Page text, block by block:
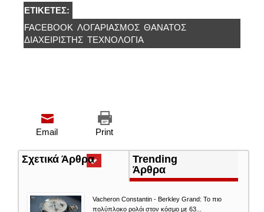
ΕΤΙΚΈΤΕΣ:
FACEBOOK ΛΟΓΑΡΙΑΣΜΌΣ ΘΆΝΑΤΟΣ
ΔΙΑΧΕΙΡΙΣΤΗΣ ΤΕΧΝΟΛΟΓΊΑ
Print
Email
Σχετικά Άρθρα(ενεργή
καρτέλα)
Trending
Άρθρα
Vacheron Constantin - Berkley Grand: Το πιο
πολύπλοκο ρολόι στον κόσμο με 63...